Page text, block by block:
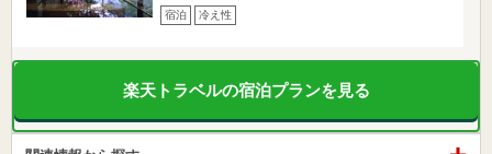
宿泊 冷え性
楽天トラベルの宿泊プランを見る